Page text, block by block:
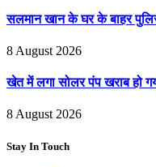
सलमान खान के घर के बाहर
8 August 2026
खेत में लगा सोलर पंप खराब हो
8 August 2026
Stay In Touch